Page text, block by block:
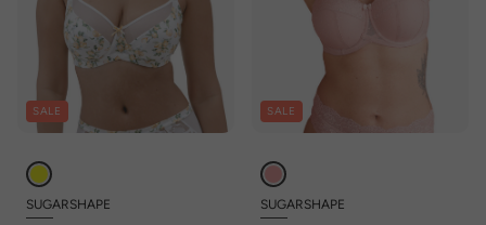
SALE
SUGARSHAPE
SALE
SUGARSHAPE